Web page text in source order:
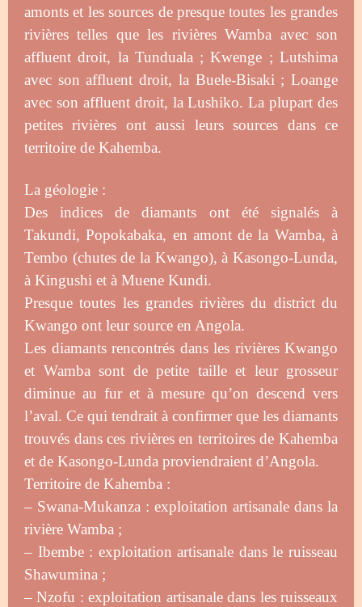
amonts et les sources de presque toutes les grandes
rivières telles que les rivières Wamba avec son
affluent droit, la Tunduala ; Kwenge ; Lutshima
avec son affluent droit, la Buele-Bisaki ; Loange
avec son affluent droit, la Lushiko. La plupart des
petites rivières ont aussi leurs sources dans ce
territoire de Kahemba.
La géologie :
Des indices de diamants ont été signalés à
Takundi, Popokabaka, en amont de la Wamba, à
Tembo (chutes de la Kwango), à Kasongo-Lunda,
à Kingushi et à Muene Kundi.
Presque toutes les grandes rivières du district du
Kwango ont leur source en Angola.
Les diamants rencontrés dans les rivières Kwango
et Wamba sont de petite taille et leur grosseur
diminue au fur et à mesure qu’on descend vers
l’aval. Ce qui tendrait à confirmer que les diamants
trouvés dans ces rivières en territoires de Kahemba
et de Kasongo-Lunda proviendraient d’Angola.
Territoire de Kahemba :
– Swana-Mukanza : exploitation artisanale dans la
rivière Wamba ;
– Ibembe : exploitation artisanale dans le ruisseau
Shawumina ;
– Nzofu : exploitation artisanale dans les ruisseaux